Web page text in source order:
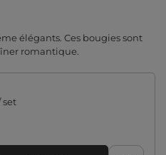
élégants. Ces bougies sont
romantique.
set